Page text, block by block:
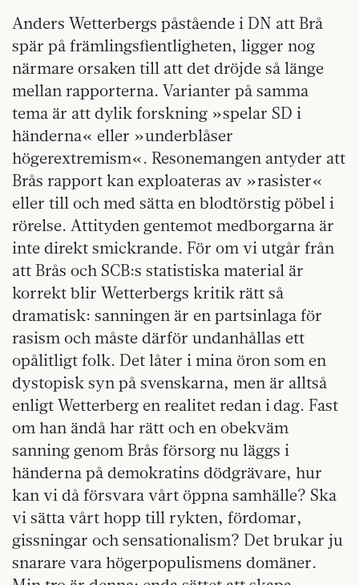
Anders Wetterbergs påstående i DN att Brå
spär på främlingsfientligheten, ligger nog
närmare orsaken till att det dröjde så länge
mellan rapporterna. Varianter på samma
tema är att dylik forskning »spelar SD i
händerna« eller »underblåser
högerextremism«. Resonemangen antyder att
Brås rapport kan exploateras av »rasister«
eller till och med sätta en blodtörs­tig pöbel i
rörelse. Attityden gentemot medborgarna är
inte direkt smickrande. För om vi utgår från
att Brås och SCB:s statistiska material är
korrekt blir Wetterbergs kritik rätt så
dramatisk: sanningen är en partsinlaga för
rasism och måste därför undanhållas ett
opålitligt folk. Det låter i mina öron som en
dystopisk syn på svenskarna, men är alltså
enligt Wetterberg en realitet redan i dag. Fast
om han ändå har rätt och en obekväm
sanning genom Brås försorg nu läggs i
händerna på demokratins dödgrävare, hur
kan vi då försvara vårt öppna samhälle? Ska
vi sätta vårt hopp till rykten, fördomar,
gissningar och sensationalism? Det brukar ju
snarare vara högerpopulismens domäner.